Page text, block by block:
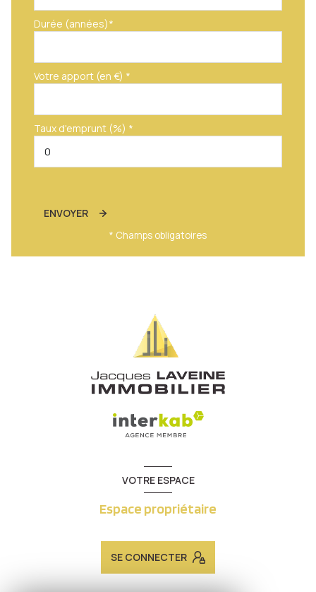
Durée (années)*
Votre apport (en €) *
Taux d'emprunt (%) *
ENVOYER
* Champs obligatoires
VOTRE ESPACE
Espace propriétaire
SE CONNECTER